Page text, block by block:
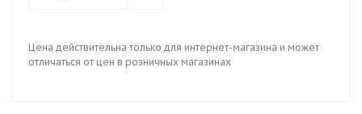
Цена действительна только для интернет-магазина и может
отличаться от цен в розничных магазинах